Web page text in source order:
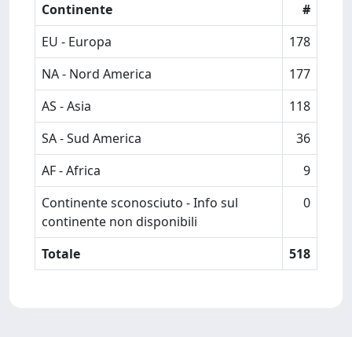
Continente
#
EU - Europa
178
NA - Nord America
177
AS - Asia
118
SA - Sud America
36
AF - Africa
9
Continente sconosciuto - Info sul
continente non disponibili
0
Totale 518